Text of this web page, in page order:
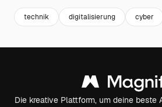
technik digitalisierung cyber
Die kreative Plattform, um deine beste